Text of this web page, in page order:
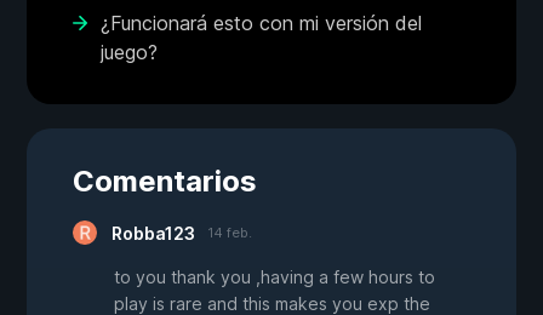
¿Funcionará esto con mi versión del
juego?
Comentarios
Robba123 14 feb.
to you thank you ,having a few hours to
play is rare and this makes you exp the